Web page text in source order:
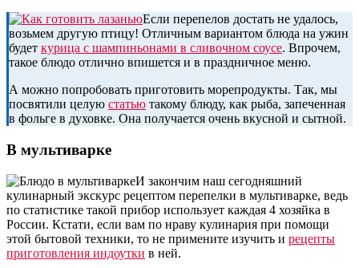
Если перепелов достать не удалось,
возьмем другую птицу! Отличным вариантом блюда на ужин
будет курица с шампиньонами в сливочном соусе. Впрочем,
такое блюдо отлично впишется и в праздничное меню.
А можно попробовать приготовить морепродукты. Так, мы
посвятили целую статью такому блюду, как рыба, запеченная
в фольге в духовке. Она получается очень вкусной и сытной.
В мультиварке
И закончим наш сегодняшний
кулинарный экскурс рецептом перепелки в мультиварке, ведь
по статистике такой прибор использует каждая 4 хозяйка в
России. Кстати, если вам по нраву кулинария при помощи
этой бытовой техники, то не примените изучить и рецепты
приготовления индоутки в ней.